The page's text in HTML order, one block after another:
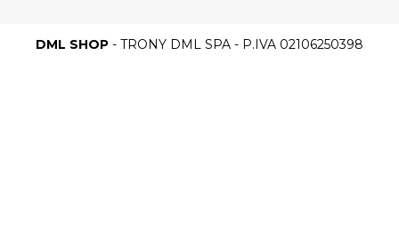
DML SHOP - TRONY DML SPA - P.IVA 02106250398